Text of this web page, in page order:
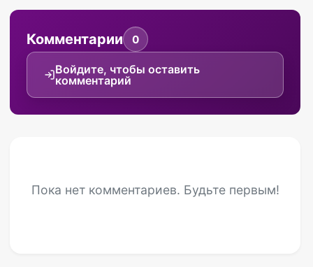
Комментарии 0
Войдите, чтобы оставить
комментарий
Пока нет комментариев. Будьте первым!